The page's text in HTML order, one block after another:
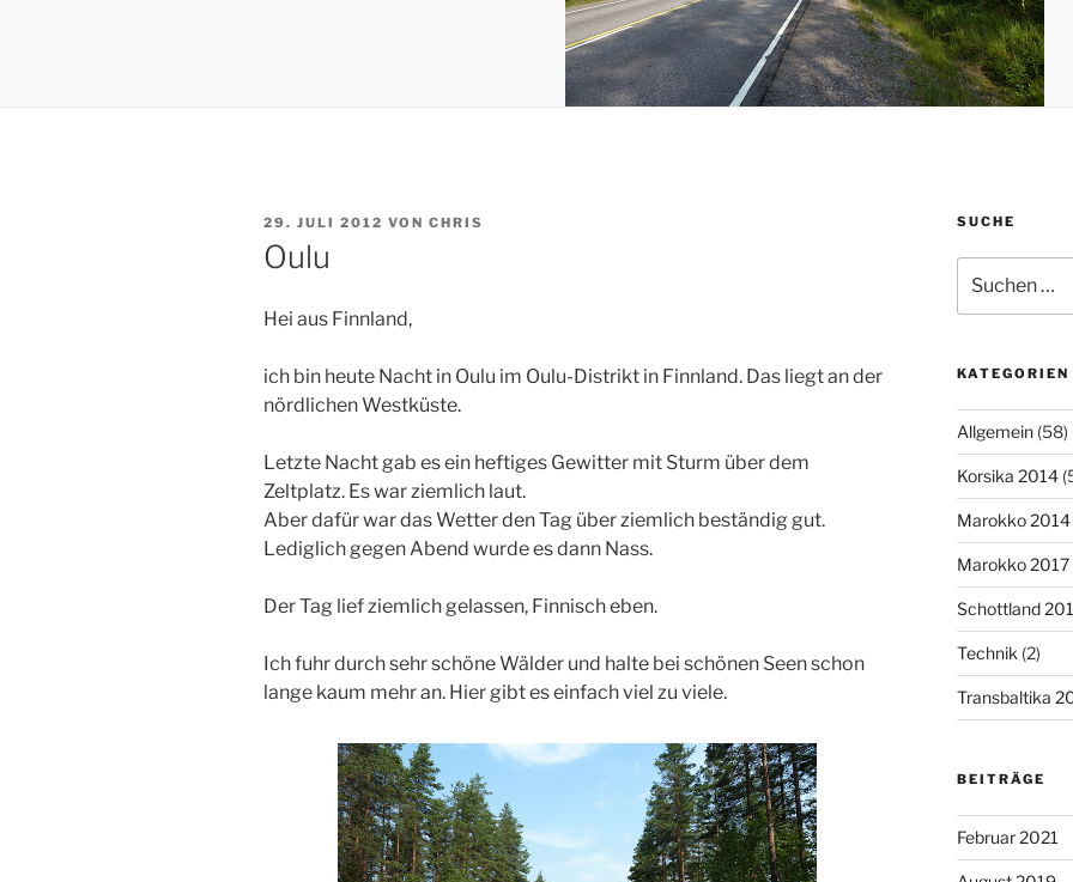
VERÖFFENTLICHT
AM
29. JULI 2012 VON CHRIS
Oulu
Hei aus Finnland,
ich bin heute Nacht in Oulu im Oulu-Distrikt in Finnland. Das liegt an der
nördlichen Westküste.
Letzte Nacht gab es ein heftiges Gewitter mit Sturm über dem
Zeltplatz. Es war ziemlich laut.
Aber dafür war das Wetter den Tag über ziemlich beständig gut.
Lediglich gegen Abend wurde es dann Nass.
Der Tag lief ziemlich gelassen, Finnisch eben.
Ich fuhr durch sehr schöne Wälder und halte bei schönen Seen schon
lange kaum mehr an. Hier gibt es einfach viel zu viele.
SUCHE
nach:
KATEGORIEN
Allgemein(58)
Korsika 2014
Marokko 2014
Marokko 2017
Schottland
Technik (2)
Transbaltika
BEITRÄGE
Februar 2021